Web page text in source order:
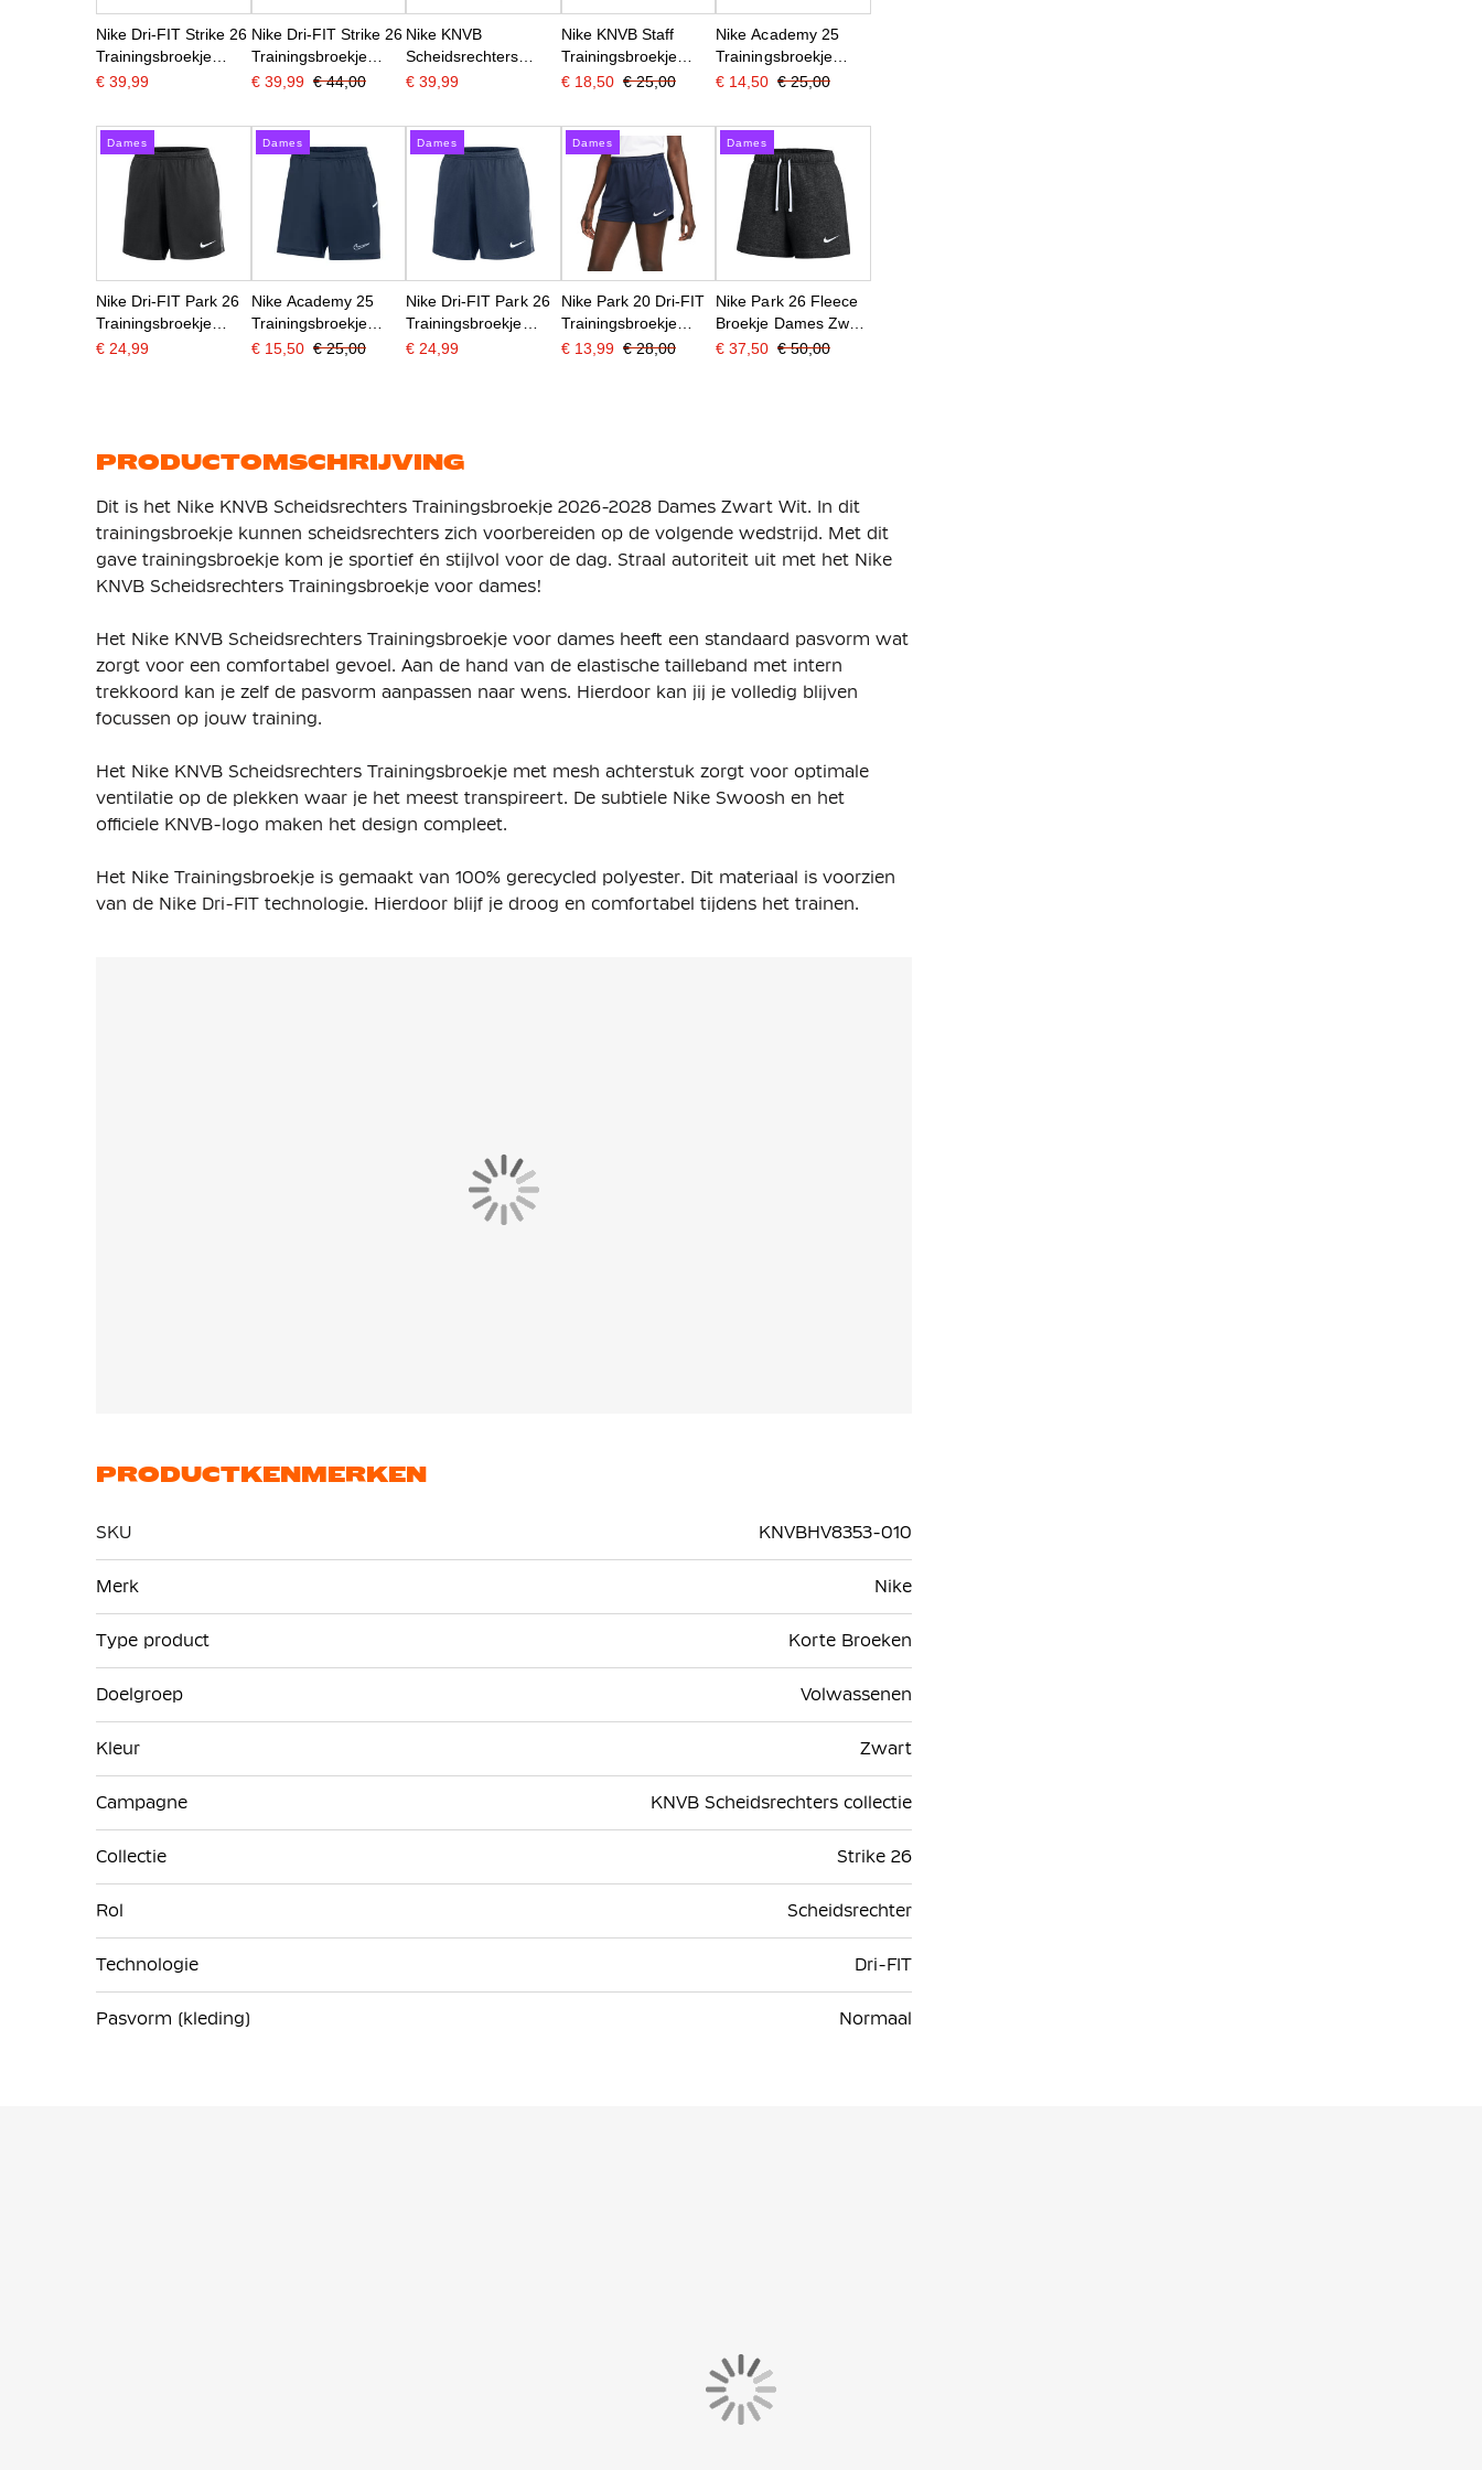
Nike Dri-FIT Strike 26
Trainingsbroekje
Dames Zwart Wit
€ 39,99
Nike Dri-FIT Strike 26
Trainingsbroekje
Dames Donkerblauw
€ 39,99 € 44,00
Nike KNVB
Scheidsrechters
Trainingsbroekje
€ 39,99
Nike KNVB Staff
Trainingsbroekje
Dames Zwart Wit
€ 18,50 € 25,00
Nike Academy 25
Trainingsbroekje
Dames Zwart Wit
€ 14,50 € 25,00
Dames
Nike Dri-FIT Park 26
Trainingsbroekje
Dames Zwart Wit
€ 24,99
Dames
Nike Academy 25
Trainingsbroekje
Dames Donkerblauw
€ 15,50 € 25,00
Dames
Nike Dri-FIT Park 26
Trainingsbroekje
Dames Donkerblauw
€ 24,99
Dames
Nike Park 20 Dri-FIT
Trainingsbroekje
Dames Donkerblauw
€ 13,99 € 28,00
Dames
Nike Park 26 Fleece
Broekje Dames Zwart
Wit
€ 37,50 € 50,00
PRODUCTOMSCHRIJVING
Dit is het Nike KNVB Scheidsrechters Trainingsbroekje 2026-2028 Dames Zwart Wit. In dit
trainingsbroekje kunnen scheidsrechters zich voorbereiden op de volgende wedstrijd. Met dit
gave trainingsbroekje kom je sportief én stijlvol voor de dag. Straal autoriteit uit met het Nike
KNVB Scheidsrechters Trainingsbroekje voor dames!
Het Nike KNVB Scheidsrechters Trainingsbroekje voor dames heeft een standaard pasvorm wat
zorgt voor een comfortabel gevoel. Aan de hand van de elastische tailleband met intern
trekkoord kan je zelf de pasvorm aanpassen naar wens. Hierdoor kan jij je volledig blijven
focussen op jouw training.
Het Nike KNVB Scheidsrechters Trainingsbroekje met mesh achterstuk zorgt voor optimale
ventilatie op de plekken waar je het meest transpireert. De subtiele Nike Swoosh en het
officiele KNVB-logo maken het design compleet.
Het Nike Trainingsbroekje is gemaakt van 100% gerecycled polyester. Dit materiaal is voorzien
van de Nike Dri-FIT technologie. Hierdoor blijf je droog en comfortabel tijdens het trainen.
PRODUCTKENMERKEN
SKU
KNVBHV8353-010
informatie
Merk Nike
Type product Korte Broeken
Doelgroep Volwassenen
Kleur Zwart
Campagne KNVB Scheidsrechters collectie
Collectie Strike 26
Rol Scheidsrechter
Technologie Dri-FIT
Pasvorm (kleding) Normaal